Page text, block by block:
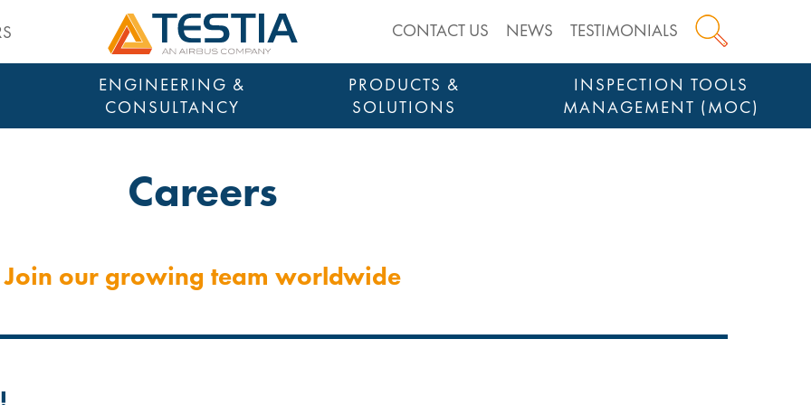
CONTACT US NEWS TESTIMONIALS
Testia
ENGINEERING &
CONSULTANCY
PRODUCTS &
SOLUTIONS
INSPECTION TOOLS
MANAGEMENT (MOC)
Careers
Join our growing team worldwide